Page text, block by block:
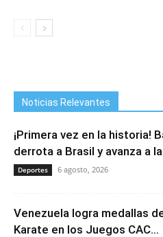
Noticias Relevantes
¡Primera vez en la historia!
derrota a Brasil y avanza a
Deportes 6 agosto, 2026
Venezuela logra medallas
Karate en los Juegos CAC...